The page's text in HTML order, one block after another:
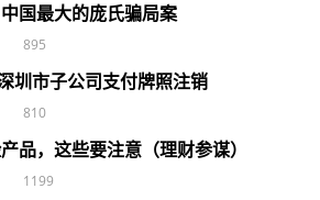
国最大的庞氏骗局案
895
圳市子公司支付牌照注销
810
品，这些要注意（理财参谋）
1199